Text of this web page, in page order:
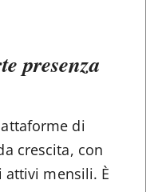
presenza
di
crescita, con
mensili. È